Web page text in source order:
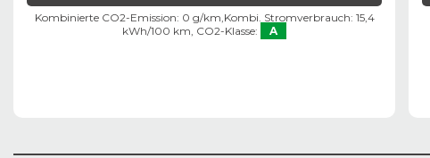
Kombinierte CO2-Emission: 0 g/km,Kombi. Stromverbrauch: 15,4
kWh/100 km, CO2-Klasse: A